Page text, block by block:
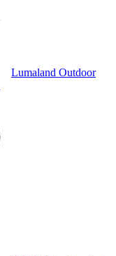
Lumaland Outdoor